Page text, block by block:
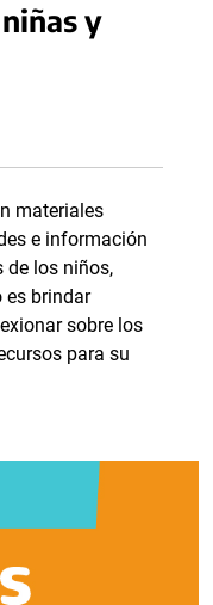
y
materiales
e información
de los niños,
es brindar
sobre los
para su